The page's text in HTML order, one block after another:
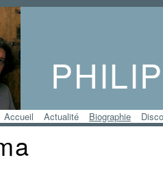
Accueil Actualité Biographie